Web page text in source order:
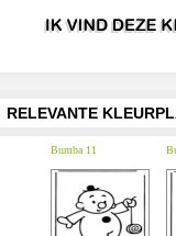
RELEVANTE
Bumba 11